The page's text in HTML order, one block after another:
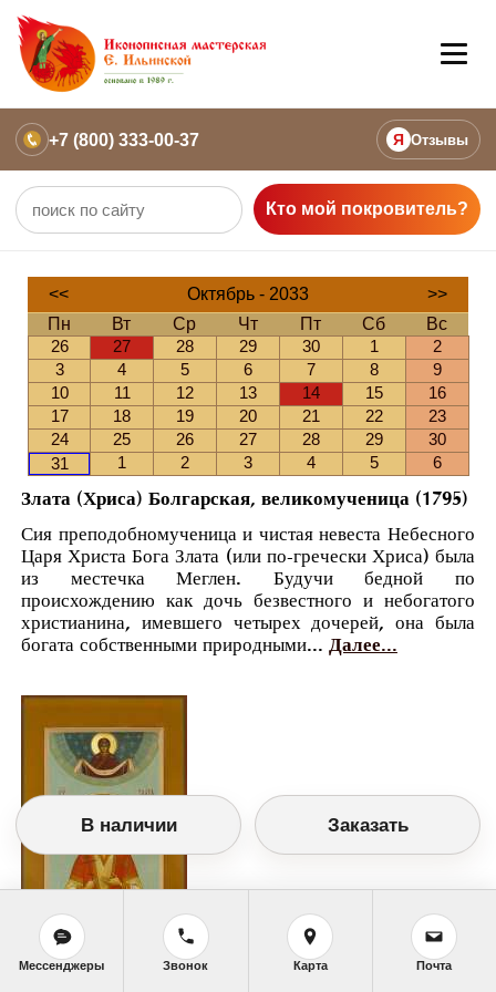
+7 (800) 333-00-37 Я Отзывы
Кто мой покровитель?
<< Октябрь - 2033
>>
Пн
Вт Ср Чт Пт Сб
Вс
26
27 28 29 30 1
2
3
4 5 6 7 8
9
10
11 12 13 14 15
16
17
18 19 20 21 22
23
24
25 26 27 28 29
30
31
1 2 3 4 5 6
Злата (Хриса) Болгарская, великомученица (1795)
Сия преподобномученица и чистая невеста Небесного
Царя Христа Бога Злата (или по-гречески Хриса) была
из местечка Меглен. Будучи бедной по
происхождению как дочь безвестного и небогатого
христианина, имевшего четырех дочерей, она была
богата собственными природными... Далее...
В наличии Заказать
Мессенджеры Звонок Карта Почта